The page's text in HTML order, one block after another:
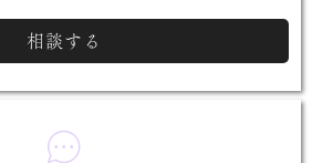
相談する